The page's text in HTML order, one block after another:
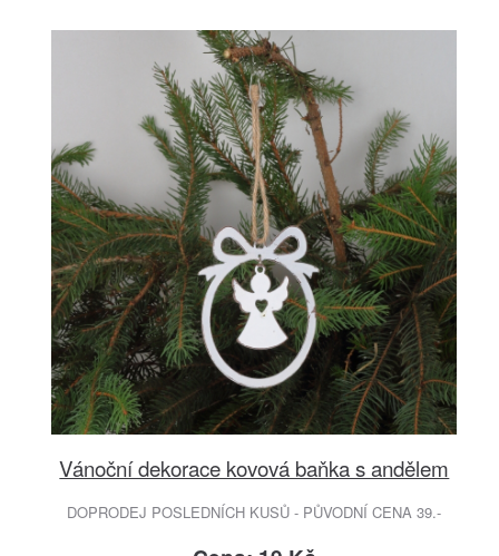
Vánoční dekorace kovová baňka s andělem
DOPRODEJ POSLEDNÍCH KUSŮ - PŮVODNÍ CENA 39.-